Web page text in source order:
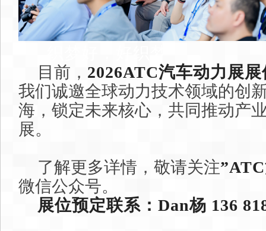
目前， 2026ATC汽车动力展
我们诚邀全球动力技术领域的创
海，锁定未来核心，共同推动产
展。
了解更多详情，敬请关注”
微信公众号。
展位预定联系：Dan杨 136